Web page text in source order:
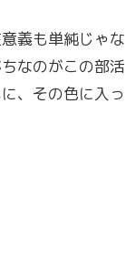
義も単純じゃな
なのがこの部活
、その色に入っ